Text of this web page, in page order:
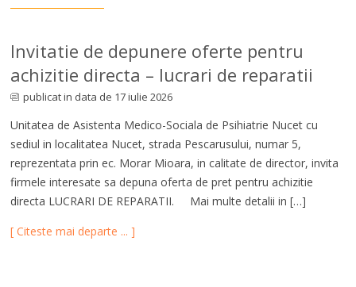
Invitatie de depunere oferte pentru
achizitie directa – lucrari de reparatii
publicat in data de 17 iulie 2026
Unitatea de Asistenta Medico-Sociala de Psihiatrie Nucet cu
sediul in localitatea Nucet, strada Pescarusului, numar 5,
reprezentata prin ec. Morar Mioara, in calitate de director, invita
firmele interesate sa depuna oferta de pret pentru achizitie
directa LUCRARI DE REPARATII. Mai multe detalii in […]
[ Citeste mai departe ... ]